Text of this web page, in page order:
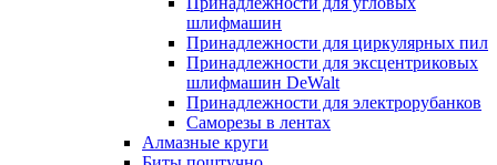
шлифмашин
Принадлежности для циркулярных пил
Принадлежности для эксцентриковых
шлифмашин DeWalt
Принадлежности для электрорубанков
Саморезы в лентах
Алмазные круги